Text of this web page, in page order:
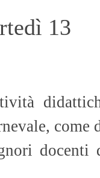
13
come
docenti